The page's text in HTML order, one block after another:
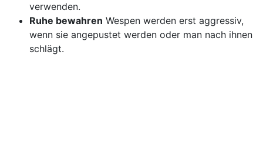
verwenden.
Ruhe bewahren Wespen werden erst aggressiv,
wenn sie angepustet werden oder man nach ihnen
schlägt.